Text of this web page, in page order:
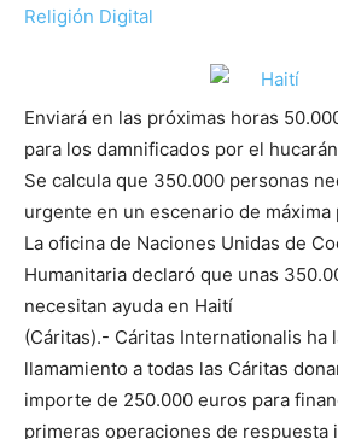
Religión Digital
Enviará en las próximas horas
para los damnificados por el
Se calcula que 350.000 personas
urgente en un escenario de máxima
La oficina de Naciones Unidas de
Humanitaria declaró que unas
necesitan ayuda en Haití
(Cáritas).- Cáritas Internationalis ha
llamamiento a todas las Cáritas
importe de 250.000 euros para
primeras operaciones de respuesta